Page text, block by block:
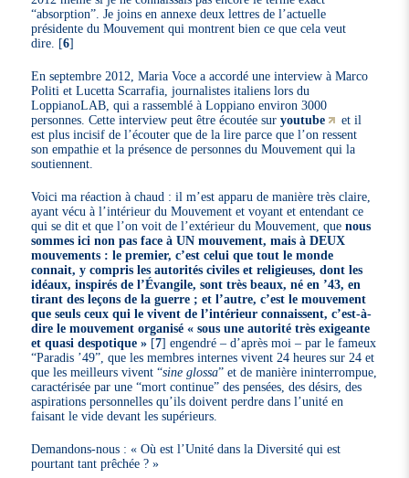
“absorption”. Je joins en annexe deux lettres de l’actuelle
présidente du Mouvement qui montrent bien ce que cela veut
dire. [6]
En septembre 2012, Maria Voce a accordé une interview à Marco
Politi et Lucetta Scarrafia, journalistes italiens lors du
LoppianoLAB, qui a rassemblé à Loppiano environ 3000
personnes. Cette interview peut être écoutée suryoutube
et il
est plus incisif de l’écouter que de la lire parce que l’on ressent
son empathie et la présence de personnes du Mouvement qui la
soutiennent.
Voici ma réaction à chaud : il m’est apparu de manière très claire,
ayant vécu à l’intérieur du Mouvement et voyant et entendant ce
qui se dit et que l’on voit de l’extérieur du Mouvement, quenous
sommes ici non pas face à UN mouvement, mais à DEUX
mouvements : le premier, c’est celui que tout le monde
connait, y compris les autorités civiles et religieuses, dont les
idéaux, inspirés de l’Évangile, sont très beaux, né en ’43, en
tirant des leçons de la guerre ; et l’autre, c’est le mouvement
que seuls ceux qui le vivent de l’intérieur connaissent, c’est-à-
dire le mouvement organisé « sous une autorité très exigeante
et quasi despotique » [7] engendré – d’après moi – par le fameux
“Paradis ’49”, que les membres internes vivent 24 heures sur 24 et
que les meilleurs vivent “sine glossa” et de manière ininterrompue,
caractérisée par une “mort continue” des pensées, des désirs, des
aspirations personnelles qu’ils doivent perdre dans l’unité en
faisant le vide devant les supérieurs.
Demandons-nous : « Où est l’Unité dans la Diversité qui est
pourtant tant prêchée ? »